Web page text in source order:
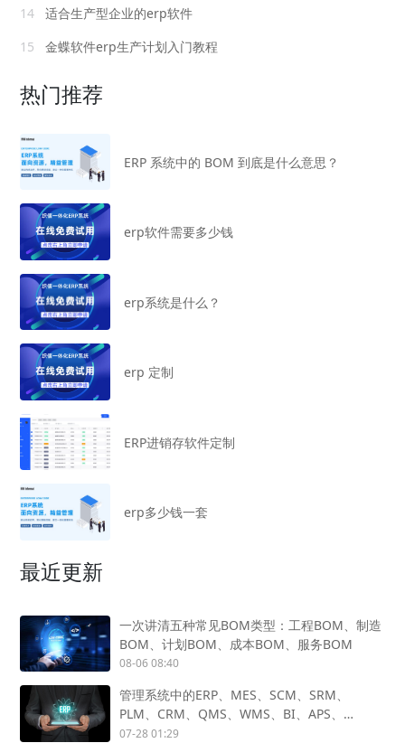
14
适合生产型企业的erp软件
15
金蝶软件erp生产计划入门教程
热门推荐
ERP 系统中的 BOM 到底是什么意思？
erp软件需要多少钱
erp系统是什么？
erp 定制
ERP进销存软件定制
erp多少钱一套
最近更新
一次讲清五种常见BOM类型：工程BOM、制造
BOM、计划BOM、成本BOM、服务BOM
08-06 08:40
管理系统中的ERP、MES、SCM、SRM、
PLM、CRM、QMS、WMS、BI、APS、
SCADA、OA怎么用？
07-28 01:29